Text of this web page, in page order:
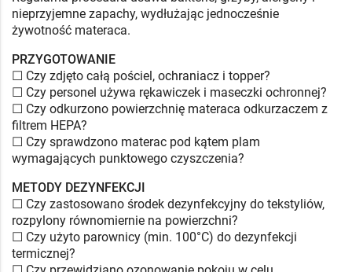
nieprzyjemne zapachy, wydłużając jednocześnie
żywotność materaca.
PRZYGOTOWANIE
☐ Czy zdjęto całą pościel, ochraniacz i topper?
☐ Czy personel używa rękawiczek i maseczki ochronnej?
☐ Czy odkurzono powierzchnię materaca odkurzaczem z
filtrem HEPA?
☐ Czy sprawdzono materac pod kątem plam
wymagających punktowego czyszczenia?
METODY DEZYNFEKCJI
☐ Czy zastosowano środek dezynfekcyjny do tekstyliów,
rozpylony równomiernie na powierzchni?
☐ Czy użyto parownicy (min. 100°C) do dezynfekcji
termicznej?